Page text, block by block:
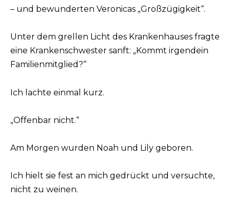
– und bewunderten Veronicas „Großzügigkeit“.
Unter dem grellen Licht des Krankenhauses fragte
eine Krankenschwester sanft: „Kommt irgendein
Familienmitglied?“
Ich lachte einmal kurz.
„Offenbar nicht.“
Am Morgen wurden Noah und Lily geboren.
Ich hielt sie fest an mich gedrückt und versuchte,
nicht zu weinen.